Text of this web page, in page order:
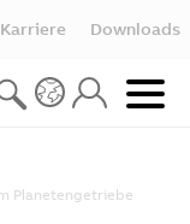
Karriere Downloads
Planetengetriebe